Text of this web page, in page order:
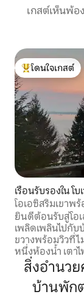
เกสต์เห็นพ้อ
โดนใจเกสต์ที่สุด
โดนใจเกสต์
เรือนรับรองใน โ
โอเอซิสริมเขาพ
ยินดีต้อนรับสู่โอเ
เพลิดเพลินไปกับ
ขวางพร้อมวิวที่
หนึ่งห้องน้ำ เตา
เย็น เตียงโซฟา
เตาเผาไม้เล็กๆ
ท่าเรือเฟอร์รี่ ผ่
สิ่งอำนว
บ้านพักต